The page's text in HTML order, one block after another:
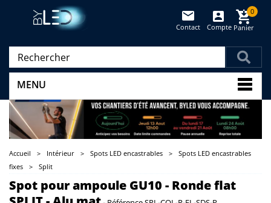
Panier
0
Compte
Contact
MENU
Accueil > Intérieur > Spots LED encastrables >
Spots LED encastrables
fixes
> Split
Spot pour ampoule GU10 - Ronde flat